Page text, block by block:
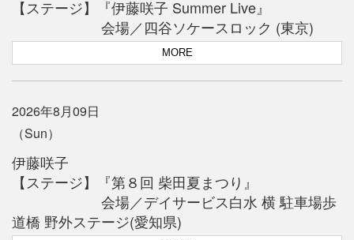
【ステージ】『伊藤咲子 Summer Live』
会場／四谷ソケースロック (東京)
MORE
2026年8月09日
（Sun）
伊藤咲子
【ステージ】『第８回 柴田夏まつり』
会場／デイサービス白水 横 駐車場歩
道橋 野外ステージ(愛知県)